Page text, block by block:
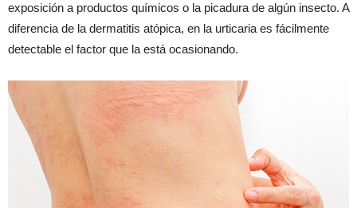
exposición a productos químicos o la picadura de algún insecto. A
diferencia de la dermatitis atópica, en la urticaria es fácilmente
detectable el factor que la está ocasionando.